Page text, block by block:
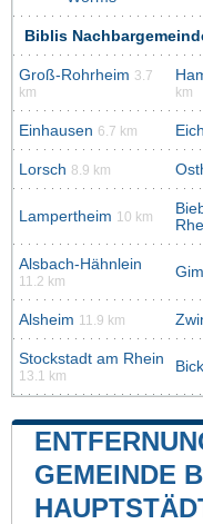
Biblis
Groß-Rohrheim 3.7
km
km
Einhausen 6.7 km Eich
Lorsch 8.9 km
Lampertheim 10 km
Alsbach-Hähnlein
11.2 km
Alsheim 11.9 km
Stockstadt am Rhein
13.1 km
GEMEINDE